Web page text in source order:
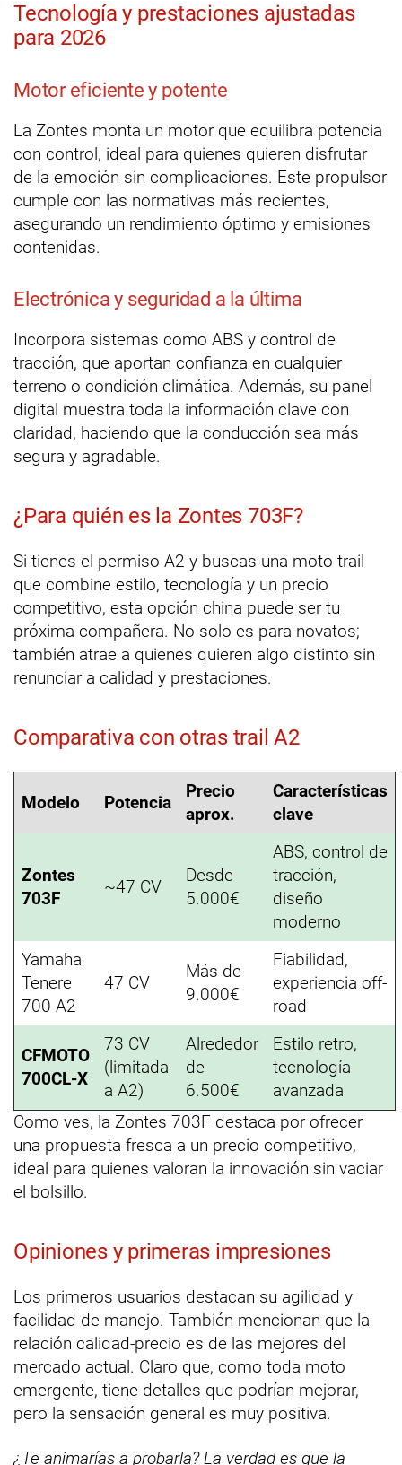
Tecnología y prestaciones ajustadas
para 2026
Motor eficiente y potente
La Zontes monta un motor que equilibra potencia
con control, ideal para quienes quieren disfrutar
de la emoción sin complicaciones. Este propulsor
cumple con las normativas más recientes,
asegurando un rendimiento óptimo y emisiones
contenidas.
Electrónica y seguridad a la última
Incorpora sistemas como ABS y control de
tracción, que aportan confianza en cualquier
terreno o condición climática. Además, su panel
digital muestra toda la información clave con
claridad, haciendo que la conducción sea más
segura y agradable.
¿Para quién es la Zontes 703F?
Si tienes el permiso A2 y buscas una moto trail
que combine estilo, tecnología y un precio
competitivo, esta opción china puede ser tu
próxima compañera. No solo es para novatos;
también atrae a quienes quieren algo distinto sin
renunciar a calidad y prestaciones.
Comparativa con otras trail A2
Modelo Potencia
Precio
aprox.
Características
clave
Zontes
703F
~47 CV
Desde
5.000€
ABS, control de
tracción,
diseño
moderno
Yamaha
Tenere
700 A2
47 CV
Más de
9.000€
Fiabilidad,
experiencia off-
road
CFMOTO
700CL-X
73 CV
(limitada
a A2)
Alrededor
de
6.500€
Estilo retro,
tecnología
avanzada
Como ves, la Zontes 703F destaca por ofrecer
una propuesta fresca a un precio competitivo,
ideal para quienes valoran la innovación sin vaciar
el bolsillo.
Opiniones y primeras impresiones
Los primeros usuarios destacan su agilidad y
facilidad de manejo. También mencionan que la
relación calidad-precio es de las mejores del
mercado actual. Claro que, como toda moto
emergente, tiene detalles que podrían mejorar,
pero la sensación general es muy positiva.
¿Te animarías a probarla? La verdad es que la